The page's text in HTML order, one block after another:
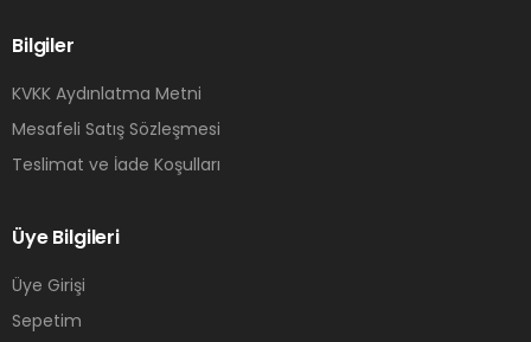
Bilgiler
KVKK Aydınlatma Metni
Mesafeli Satış Sözleşmesi
Teslimat ve İade Koşulları
Üye Bilgileri
Üye Girişi
Sepetim